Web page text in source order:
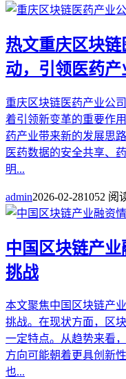
热文重庆区块
动，引领医药产
重庆区块链医药产业公
着引领新变革的重要作
药产业带来新的发展思
医药数据的安全共享、
明...
admin2026-02-281052 阅
中国区块链产
挑战
本文聚焦中国区块链产
挑战。在现状方面，区
一定特点。从趋势来看
方向可能朝着更具创新
也...